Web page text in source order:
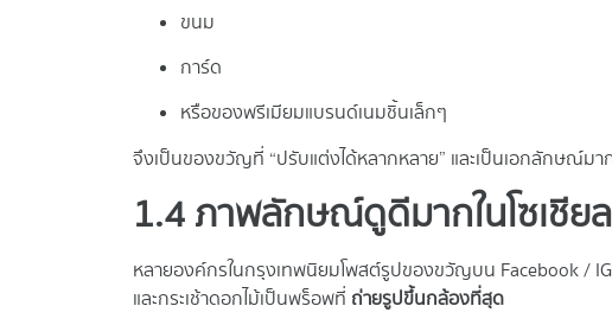
ขนม
การ์ด
หรือของพรีเมียมแบรนด์เนมชิ้นเล็กๆ
จึงเป็นของขวัญที่ “ปรับแต่งได้หลากหลาย” และเป็นเอกลักษณ์มา
1.4 ภาพลักษณ์ดูดีมากในโซเชียล
หลายองค์กรในกรุงเทพนิยมโพสต์รูปของขวัญบน Facebook /
และกระเช้าดอกไม้เป็นพร็อพที่ ถ่ายรูปขึ้นกล้องที่สุด